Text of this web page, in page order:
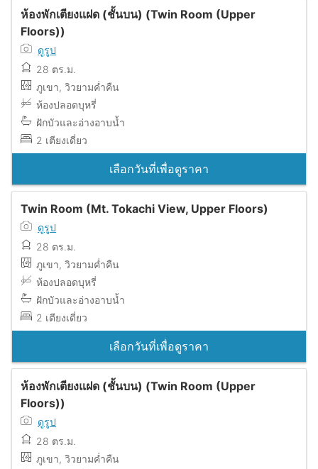
ห้องพักเตียงแฝด (ชั้นบน) (Twin Room (Upper
Floors))
ดูรูป
28 ตร.ม.
ภูเขา, วิวยามค่ำคืน
ห้องปลอดบุหรี่
ฝักบัวและอ่างอาบน้ำ
2 เตียงเดี่ยว
เลือกวันที่เพื่อดูราคา
Twin Room (Mt. Tokachi View, Upper Floors)
ดูรูป
28 ตร.ม.
ภูเขา, วิวยามค่ำคืน
ห้องปลอดบุหรี่
ฝักบัวและอ่างอาบน้ำ
2 เตียงเดี่ยว
เลือกวันที่เพื่อดูราคา
ห้องพักเตียงแฝด (ชั้นบน) (Twin Room (Upper
Floors))
ดูรูป
28 ตร.ม.
ภูเขา, วิวยามค่ำคืน